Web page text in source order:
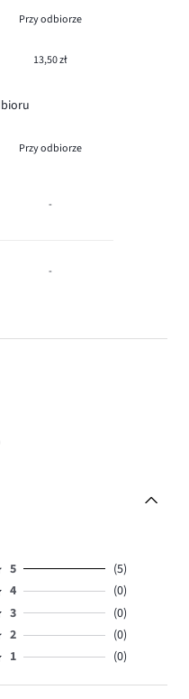
Przy odbiorze
13,50 zł
Przy odbiorze
-
-
5
(5)
4
(0)
3
(0)
2
(0)
1 (0)